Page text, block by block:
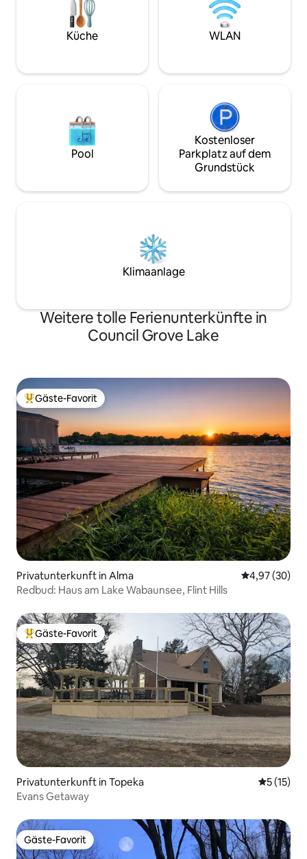
bunten Adirondaks rund um die
Feuerstelle, eine Hängematte, Hufeisen,
Tischtennis, einen Holzkohlegrill und
einen Picknicktisch. Du hast Angelruten,
Schwimmwesten.
der Suche nach
Council Grove
Autofahrt
Küche WLAN
Pool
Kostenloser
Parkplatz auf dem
Grundstück
Klimaanlage
Weitere tolle Ferienunterkünfte in
Council Grove Lake
Beliebter Gäste-Favorit.
Gäste-Favorit
Privatunterkunft in Alma
4,97 (30)
Redbud: Haus am Lake Wabaunsee, Flint Hills
Beliebter Gäste-Favorit.
Gäste-Favorit
Privatunterkunft in Topeka
5 (15)
Evans Getaway
Gäste-Favorit
Gäste-Favorit